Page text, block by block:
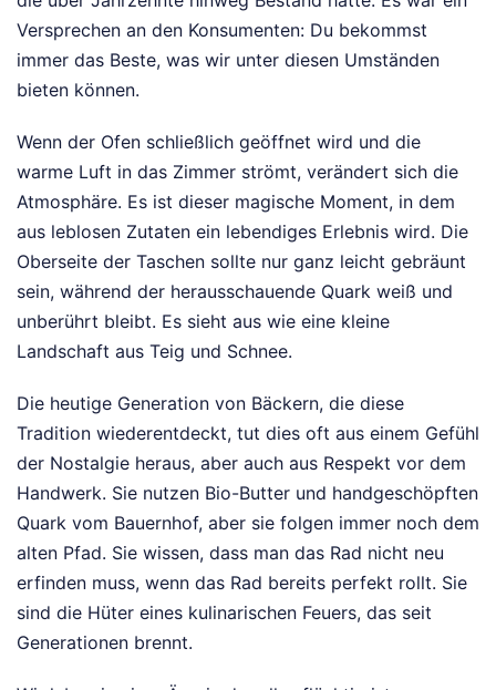
Versprechen an den Konsumenten: Du bekommst
immer das Beste, was wir unter diesen Umständen
bieten können.
Wenn der Ofen schließlich geöffnet wird und die
warme Luft in das Zimmer strömt, verändert sich die
Atmosphäre. Es ist dieser magische Moment, in dem
aus leblosen Zutaten ein lebendiges Erlebnis wird. Die
Oberseite der Taschen sollte nur ganz leicht gebräunt
sein, während der herausschauende Quark weiß und
unberührt bleibt. Es sieht aus wie eine kleine
Landschaft aus Teig und Schnee.
Die heutige Generation von Bäckern, die diese
Tradition wiederentdeckt, tut dies oft aus einem Gefühl
der Nostalgie heraus, aber auch aus Respekt vor dem
Handwerk. Sie nutzen Bio-Butter und handgeschöpften
Quark vom Bauernhof, aber sie folgen immer noch dem
alten Pfad. Sie wissen, dass man das Rad nicht neu
erfinden muss, wenn das Rad bereits perfekt rollt. Sie
sind die Hüter eines kulinarischen Feuers, das seit
Generationen brennt.